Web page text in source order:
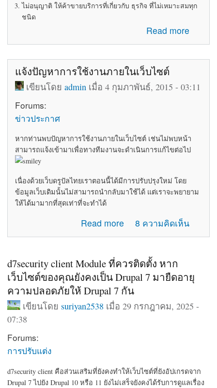
ไม่อนุญาติ ให้ค้าขายบริการที่เกี่ยวกับ ธุรกิจ ที่ไม่เหมาะสมทุก
ชนิด
Read more
about ระเบียบข้อบังคับในการใช้ห้อง Marketplace
แจ้งปัญหาการใช้งานภายในเว็บไซต์
เขียนโดยadmin เมื่อ 4 กุมภาพันธ์, 2015 - 03:11
Forums:
ข่าวประกาศ
หากท่านพบปัญหาการใช้งานภายในเว็บไซต์ เช่นไม่พบหน้า
สามารถแจ้งเข้ามาเพื่อทางทีมงานจะดำเนินการแก้ไขต่อไป
เนื่องด้วยเว็บดรูปัลไทยเราตอนนี้ได้มีการปรับปรุงใหม่ โดย
ข้อมูลเว็บเดิมนั้นไม่สามารถนำกลับมาใช้ได้ แต่เราจะพยายาม
ให้ได้มามากที่สุดเท่าที่จะทำได้
Read more
about แจ้งปัญหาการใช้งานภายในเว็บไซต์8 ความคิดเห็น
d7security client Module ที่ควรติดตั้ง หาก
เว็บไซต์ของคุณยังคงเป็น Drupal 7 มายืดอายุ
ความปลอดภัยให้ Drupal 7 กัน
เขียนโดย suriyan2538 เมื่อ 29 กรกฎาคม, 2025 -
07:38
Forums:
การปรับแต่ง
d7security client คือส่วนเสริมที่ยังคงทำให้เว็บไซต์ที่ยังอัปเกรดจาก
Drupal 7 ไปยัง Drupal 10 หรือ 11 ยังไม่เสร็จยังคงได้รับการดูแลเรื่อง